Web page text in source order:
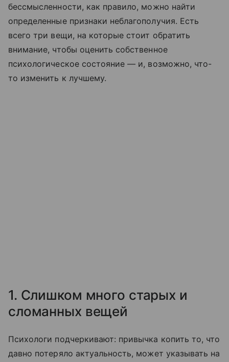
бессмысленности, как правило, можно найти
определенные признаки неблагополучия. Есть
всего три вещи, на которые стоит обратить
внимание, чтобы оценить собственное
психологическое состояние — и, возможно, что-
то изменить к лучшему.
1. Слишком много старых и
сломанных вещей
Психологи подчеркивают: привычка копить то, что
давно потеряло актуальность, может указывать на